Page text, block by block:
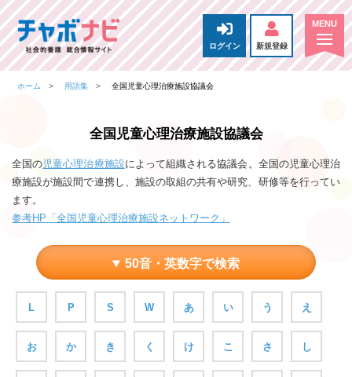
ログイン 新規登録
ホーム 用語集 全国児童心理治療施設協議会
全国児童心理治療施設協議会
全国の児童心理治療施設によって組織される協議会。全国の児童心理治
療施設が施設間で連携し、施設の取組の共有や研究、研修等を行ってい
ます。
参考HP「全国児童心理治療施設ネットワーク」
50音・英数字で検索
L P S W あ い う え
お か き く け こ さ し